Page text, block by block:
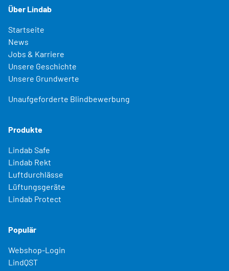
Über Lindab
Startseite
News
Jobs & Karriere
Unsere Geschichte
Unsere Grundwerte
Unaufgeforderte Blindbewerbung
Produkte
Lindab Safe
Lindab Rekt
Luftdurchlässe
Lüftungsgeräte
Lindab Protect
Populär
Webshop-Login
LindQST